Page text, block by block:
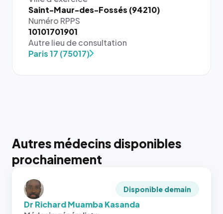
Saint-Maur-des-Fossés (94210)
Numéro RPPS
10101701901
Autre lieu de consultation
Paris 17 (75017)
Autres médecins disponibles
prochainement
Disponible demain
Dr Richard Muamba Kasanda